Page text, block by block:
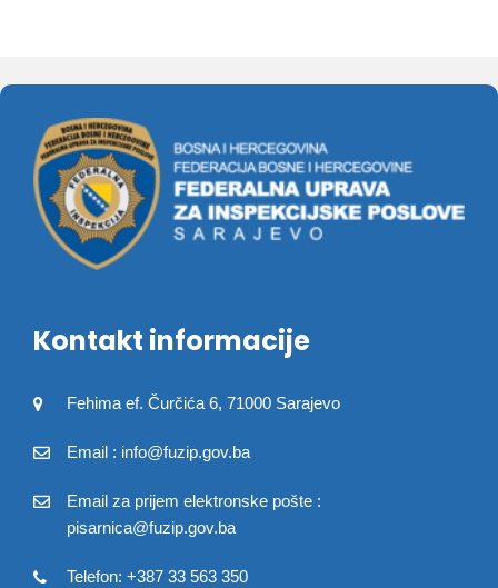
Kontakt informacije
Fehima ef. Čurčića 6, 71000 Sarajevo
Email : info@fuzip.gov.ba
Email za prijem elektronske pošte :
pisarnica@fuzip.gov.ba
Telefon: +387 33 563 350